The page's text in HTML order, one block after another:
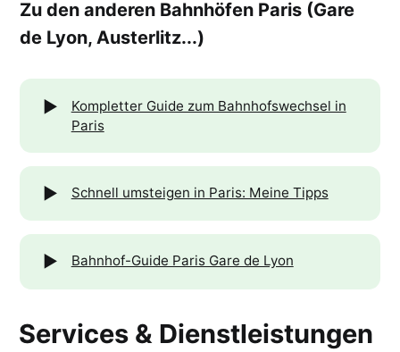
Zu den anderen Bahnhöfen Paris (Gare
de Lyon, Austerlitz...)
▶️
Kompletter Guide zum Bahnhofswechsel in
Paris
▶️ Schnell umsteigen in Paris: Meine Tipps
▶️ Bahnhof-Guide Paris Gare de Lyon
Services & Dienstleistungen